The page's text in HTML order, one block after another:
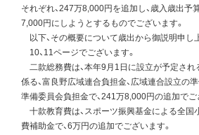
それぞれ、247万8,000円を追加し、歳入歳出予
7,000円にしようとするものでございます。
以下、その概要について歳出から御説明申し
10、11ページでございます。
二款総務費は、本年9月1日に設立が予定され
係る、富良野広域連合負担金、広域連合設立の
準備委員会負担金で、241万8,000円の追加でご
十款教育費は、スポーツ振興基金による全国
費補助金で、6万円の追加でございます。